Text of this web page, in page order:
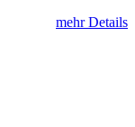
mehr Details